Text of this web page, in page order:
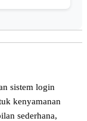
sistem login
kenyamanan
sederhana,